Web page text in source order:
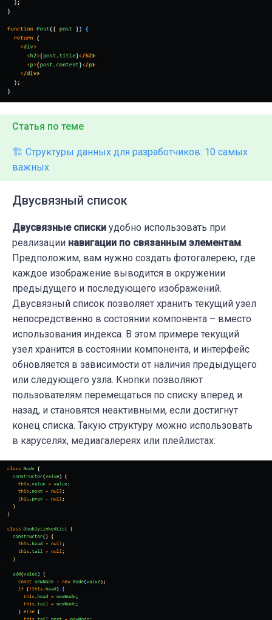
Статья по теме
🏗️ Структуры данных для разработчиков: 10 самых
важных
Двусвязный список
Двусвязные списки удобно использовать при
реализации навигации по связанным элементам.
Предположим, вам нужно создать фотогалерею, где
каждое изображение выводится в окружении
предыдущего и последующего изображений.
Двусвязный список позволяет хранить текущий узел
непосредственно в состоянии компонента – вместо
использования индекса. В этом примере текущий
узел хранится в состоянии компонента, и интерфейс
обновляется в зависимости от наличия предыдущего
или следующего узла. Кнопки позволяют
пользователям перемещаться по списку вперед и
назад, и становятся неактивными, если достигнут
конец списка. Такую структуру можно использовать
в каруселях, медиагалереях или плейлистах: